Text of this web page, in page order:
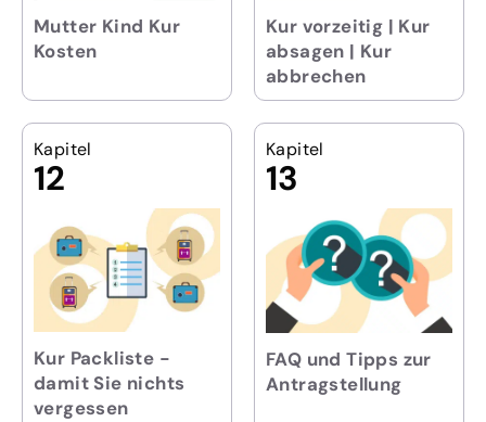
Mutter Kind Kur
Kosten
Kur vorzeitig | Kur
absagen | Kur
abbrechen
Kapitel
12
Kur Packliste -
damit Sie nichts
vergessen
Kapitel
13
FAQ und Tipps zur
Antragstellung